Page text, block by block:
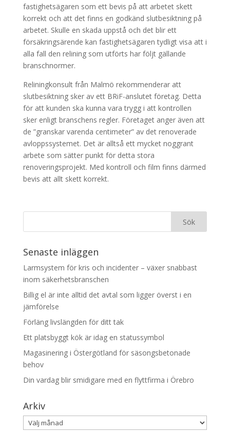
fastighetsägaren som ett bevis på att arbetet skett
korrekt och att det finns en godkänd slutbesiktning på
arbetet. Skulle en skada uppstå och det blir ett
försäkringsärende kan fastighetsägaren tydligt visa att i
alla fall den relining som utförts har följt gällande
branschnormer.
Reliningkonsult från Malmö rekommenderar att
slutbesiktning sker av ett BRiF-anslutet företag. Detta
för att kunden ska kunna vara trygg i att kontrollen
sker enligt branschens regler. Företaget anger även att
de ”granskar varenda centimeter” av det renoverade
avloppssystemet. Det är alltså ett mycket noggrant
arbete som sätter punkt för detta stora
renoveringsprojekt. Med kontroll och film finns därmed
bevis att allt skett korrekt.
Senaste inläggen
Larmsystem för kris och incidenter – växer snabbast
inom säkerhetsbranschen
Billig el är inte alltid det avtal som ligger överst i en
jämförelse
Förläng livslängden för ditt tak
Ett platsbyggt kök är idag en statussymbol
Magasinering i Östergötland för säsongsbetonade
behov
Din vardag blir smidigare med en flyttfirma i Örebro
Arkiv
Arkiv